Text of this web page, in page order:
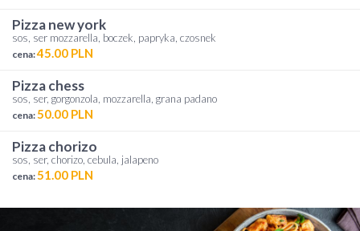
pizza new york
sos, ser mozzarella, boczek, papryka, czosnek
cena:45.00 PLN
pizza chess
sos, ser, gorgonzola, mozzarella, grana padano
cena:50.00 PLN
pizza chorizo
sos, ser, chorizo, cebula, jalapeno
cena:51.00 PLN